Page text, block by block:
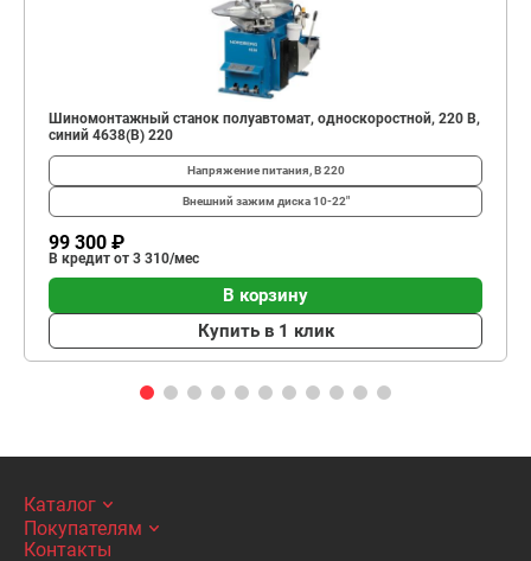
Шиномонтажный станок полуавтомат, односкоростной, 220 В,
синий 4638(B) 220
Напряжение питания, В220
Внешний зажим диска10-22"
99 300 ₽
В кредит от 3 310/мес
В корзину
Купить в 1 клик
Каталог
Покупателям
Контакты